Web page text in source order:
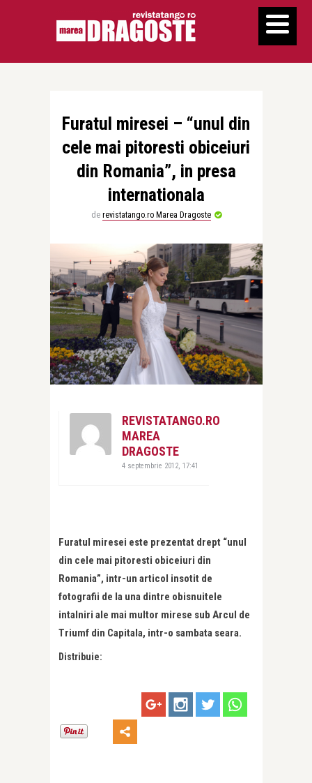
Furatul miresei – “unul din
cele mai pitoresti obiceiuri
din Romania”, in presa
internationala
de revistatango.ro Marea Dragoste
REVISTATANGO.RO
MAREA
DRAGOSTE
4 septembrie 2012, 17:41
Furatul miresei este prezentat drept “unul
din cele mai pitoresti obiceiuri din
Romania”, intr-un articol insotit de
fotografii de la una dintre obisnuitele
intalniri ale mai multor mirese sub Arcul de
Triumf din Capitala, intr-o sambata seara.
Distribuie: